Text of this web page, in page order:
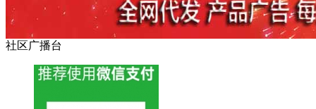
社区广播台